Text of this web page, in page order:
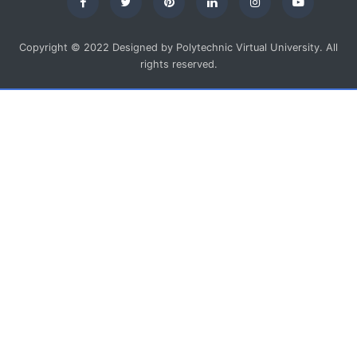
Copyright © 2022 Designed by Polytechnic Virtual University. All
rights reserved.